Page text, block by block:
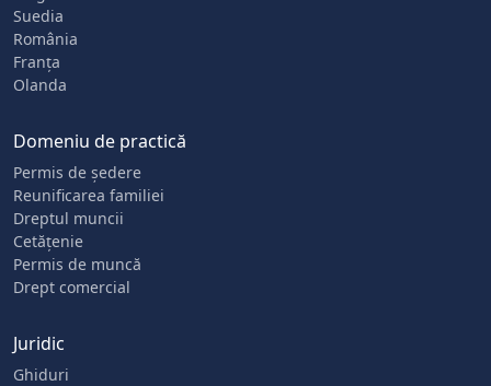
Suedia
România
Franța
Olanda
Domeniu de practică
Permis de ședere
Reunificarea familiei
Dreptul muncii
Cetățenie
Permis de muncă
Drept comercial
Juridic
Ghiduri